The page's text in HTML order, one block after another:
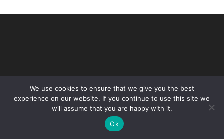
Copyright - WordPress Theme by OceanWP
We use cookies to ensure that we give you the best
experience on our website. If you continue to use this site we
will assume that you are happy with it.
Ok